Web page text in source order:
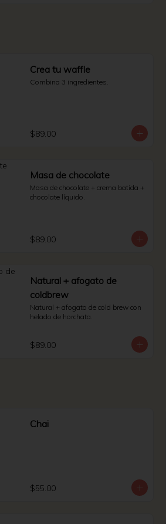
Crea tu waffle
Combina 3 ingredientes.
$89.00
Masa de chocolate
Masa de chocolate + crema batida +
chocolate líquido.
$89.00
Natural + afogato de
coldbrew
Natural + afogato de cold brew con
helado de horchata.
$89.00
Chai
$55.00